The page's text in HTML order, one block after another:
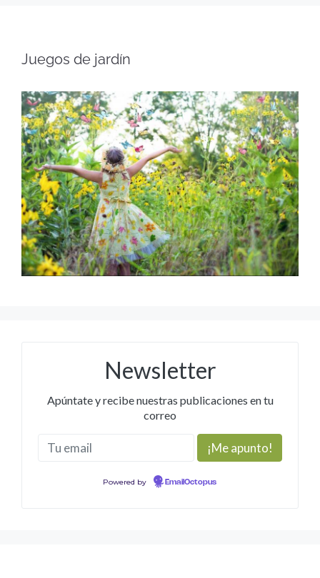
Juegos de jardín
Newsletter
Apúntate y recibe nuestras publicaciones en tu
correo
Powered by EmailOctopus